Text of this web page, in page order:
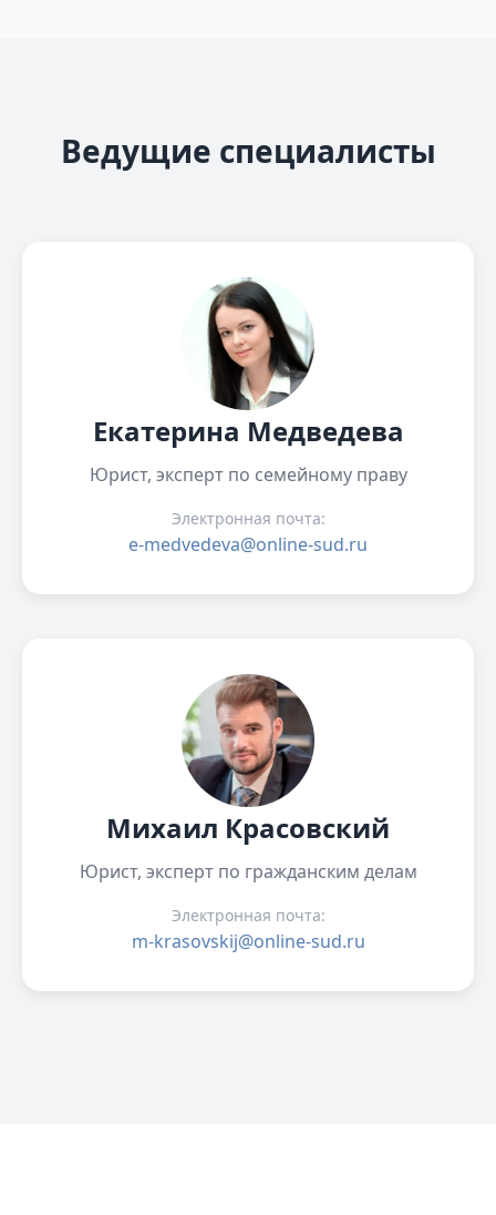
Ведущие специалисты
Екатерина Медведева
Юрист, эксперт по семейному праву
Электронная почта:
e-medvedeva@online-sud.ru
Михаил Красовский
Юрист, эксперт по гражданским делам
Электронная почта:
m-krasovskij@online-sud.ru